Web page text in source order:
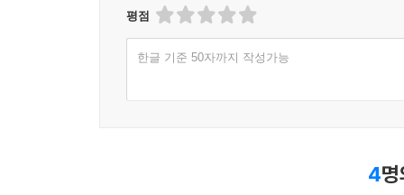
동영상 구도의 특성
구도의 일반론
평점
한글 기준 50자까지 작성가능
4